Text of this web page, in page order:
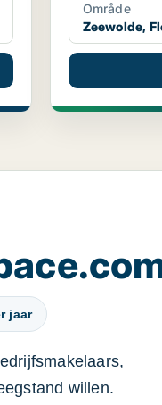
Område
Zeewolde,
jaar
willen.